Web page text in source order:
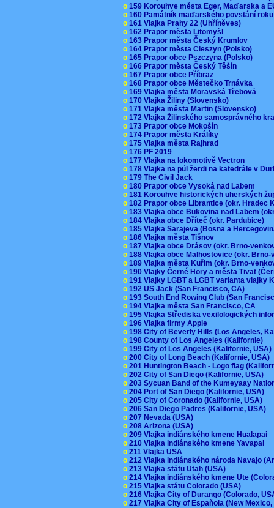
o 159 Korouhve města Eger, Maďarska a
o 160 Památník maďarského povstání
o 161 Vlajka Prahy 22 (Uhříněves)
o 162 Prapor města Litomyšl
o 163 Prapor města Český Krumlov
o 164 Prapor města Cieszyn (Polsko)
o 165 Prapor obce Pszczyna (Polsko)
o 166 Prapor města Český Těšín
o 167 Prapor obce Příbraz
o 168 Prapor obce Městečko Trnávka
o 169 Vlajka města Moravská Třebová
o 170 Vlajka Žiliny (Slovensko)
o 171 Vlajka města Martin (Slovensko)
o 172 Vlajka Žilinského samosprávného
o 173 Prapor obce Mokošín
o 174 Prapor města Králíky
o 175 Vlajka města Rajhrad
o 176 PF 2019
o 177 Vlajka na lokomotivě Vectron
o 178 Vlajka na půl žerdi na katedrále v
o 179 The Civil Jack
o 180 Prapor obce Vysoká nad Labem
o 181 Korouhve historických uherských
o 182 Prapor obce Librantice (okr. Hradec
o 183 Vlajka obce Bukovina nad Labem
o 184 Vlajka obce Dříteč (okr. Pardubice)
o 185 Vlajka Sarajeva (Bosna a
o 186 Vlajka města Tišnov
o 187 Vlajka obce Drásov (okr. Brno-
o 188 Vlajka obce Malhostovice (okr.
o 189 Vlajka města Kuřim (okr. Brno-
o 190 Vlajky Černé Hory a města Tivat
o 191 Vlajky LGBT a LGBT varianta vlajky
o 192 US Jack (San Francisco, CA)
o 193 South End Rowing Club (San
o 194 Vlajka města San Francisco, CA
o 195 Vlajka Střediska vexilologických
o 196 Vlajka firmy Apple
o 198 City of Beverly Hills (Los Angeles,
o 198 County of Los Angeles (Kalifornie)
o 199 City of Los Angeles (Kalifornie,
o 200 City of Long Beach (Kalifornie, USA)
o 201 Huntington Beach - Logo flag
o 202 City of San Diego (Kalifornie, USA)
o 203 Sycuan Band of the Kumeyaay
o 204 Port of San Diego (Kalifornie, USA)
o 205 City of Coronado (Kalifornie, USA)
o 206 San Diego Padres (Kalifornie, USA)
o 207 Nevada (USA)
o 208 Arizona (USA)
o 209 Vlajka indiánského kmene Hualapai
o 210 Vlajka indiánského kmene Yavapai
o 211 Vlajka USA
o 212 Vlajka indiánského národa Navajo
o 213 Vlajka státu Utah (USA)
o 214 Vlajka indiánského kmene Ute
o 215 Vlajka státu Colorado (USA)
o 216 Vlajka City of Durango (Colorado,
o 217 Vlajka City of Espaňola (New